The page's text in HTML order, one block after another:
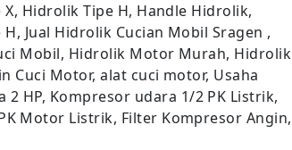
Hidrolik Tipe H, Handle Hidrolik,
Jual Hidrolik Cucian Mobil Sragen ,
Mobil, Hidrolik Motor Murah, Hidrolik
Cuci Motor, alat cuci motor, Usaha
HP, Kompresor udara 1/2 PK Listrik,
Motor Listrik, Filter Kompresor Angin,